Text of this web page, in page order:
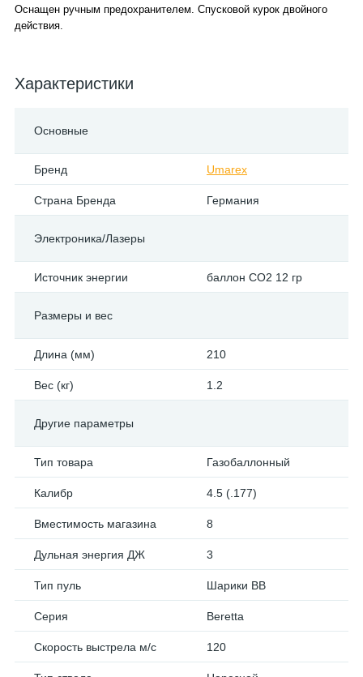
Оснащен ручным предохранителем. Спусковой курок двойного
действия.
Характеристики
Основные
Бренд Umarex
Страна Бренда Германия
Электроника/Лазеры
Источник энергии баллон СО2 12 гр
Размеры и вес
Длина (мм) 210
Вес (кг) 1.2
Другие параметры
Тип товара Газобаллонный
Калибр 4.5 (.177)
Вместимость магазина 8
Дульная энергия ДЖ 3
Тип пуль Шарики BB
Серия Beretta
Скорость выстрела м/с 120